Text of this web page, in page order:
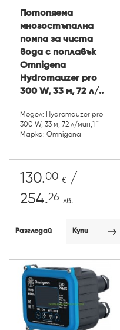
Потопяема
многостъпална
помпа за чиста
вода с поплавък
Omnigena
Hydromauzer pro
300 W, 33 м, 72 л/..
Модел: Hydromauzer pro
300 W, 33 м, 72 л/мин,1 "
Марка: Omnigena
130.00 € /
254.26 лв.
Разгледай Купи